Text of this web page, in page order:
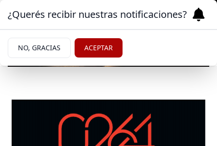
¿Querés recibir nuestras notificaciones?
NO, GRACIAS ACEPTAR